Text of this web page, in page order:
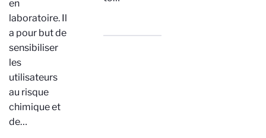
en
laboratoire. Il
a pour but de
sensibiliser
les
utilisateurs
au risque
chimique et
de…